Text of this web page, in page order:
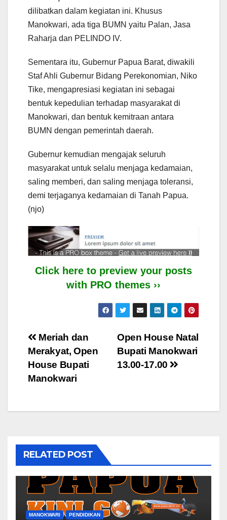
dilibatkan dalam kegiatan ini. Khusus
Manokwari, ada tiga BUMN yaitu Palan, Jasa
Raharja dan PELINDO IV.
Sementara itu, Gubernur Papua Barat, diwakili
Staf Ahli Gubernur Bidang Perekonomian, Niko
Tike, mengapresiasi kegiatan ini sebagai
bentuk kepedulian terhadap masyarakat di
Manokwari, dan bentuk kemitraan antara
BUMN dengan pemerintah daerah.
Gubernur kemudian mengajak seluruh
masyarakat untuk selalu menjaga kedamaian,
saling memberi, dan saling menjaga toleransi,
demi terjaganya kedamaian di Tanah Papua.
(njo)
Click here to preview your posts
with PRO themes ››
Post
navigation
Open House Natal
Bupati Manokwari
13.00-17.00
Meriah dan
Merakyat, Open
House Bupati
Manokwari
RELATED POST
MANOKWARI PENDIDIKAN